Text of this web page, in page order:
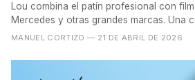
Lou combina el patín profesional con
Mercedes y otras grandes marcas. Una
MANUEL CORTIZO — 21 DE ABRIL DE 2026